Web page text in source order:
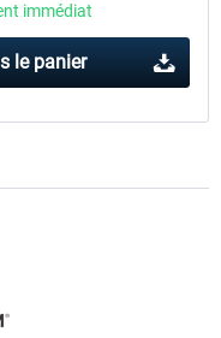
immédiat
le panier